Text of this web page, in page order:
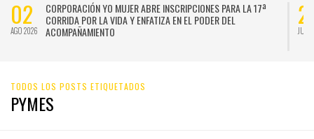
CORPORACIÓN YO MUJER ABRE INSCRIPCIONES PARA LA 17ª
CORRIDA POR LA VIDA Y ENFATIZA EN EL PODER DEL
ACOMPAÑAMIENTO
TODOS LOS POSTS ETIQUETADOS
PYMES